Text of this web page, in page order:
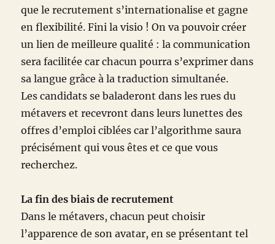
que le recrutement s’internationalise et gagne
en flexibilité. Fini la visio ! On va pouvoir créer
un lien de meilleure qualité : la communication
sera facilitée car chacun pourra s’exprimer dans
sa langue grâce à la traduction simultanée.
Les candidats se baladeront dans les rues du
métavers et recevront dans leurs lunettes des
offres d’emploi ciblées car l’algorithme saura
précisément qui vous êtes et ce que vous
recherchez.
La fin des biais de recrutement
Dans le métavers, chacun peut choisir
l’apparence de son avatar, en se présentant tel